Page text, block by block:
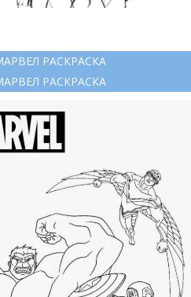
РАСКРАСКА
РАСКРАСКА